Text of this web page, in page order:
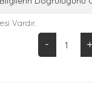
Vardır.
+
-